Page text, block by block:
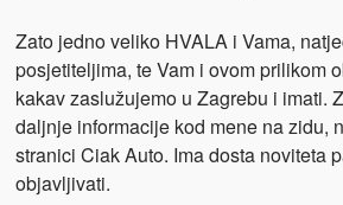
Zato jedno veliko HVALA i Vama,
posjetiteljima, te Vam i ovom prilikom
kakav zaslužujemo u Zagrebu i imati.
daljnje informacije kod mene na zidu,
stranici Ciak Auto. Ima dosta noviteta
objavljivati.